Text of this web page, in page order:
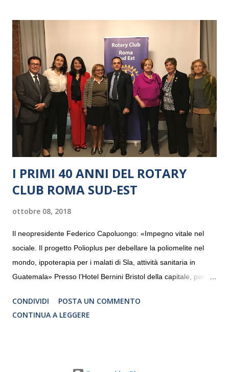
I PRIMI 40 ANNI DEL ROTARY
CLUB ROMA SUD-EST
ottobre 08, 2018
Il neopresidente Federico Capoluongo: «Impegno vitale nel
sociale. Il progetto Polioplus per debellare la poliomelite nel
mondo, ippoterapia per i malati di Sla, attività sanitaria in
Guatemala» Presso l’Hotel Bernini Bristol della capitale, per la
programmazione del Rotary Club Roma Sud-Est che festeggia
i quaranta anni di attività. Un’occasione per raccontare al
CONDIVIDI
POSTA UN COMMENTO
CONTINUA A LEGGERE